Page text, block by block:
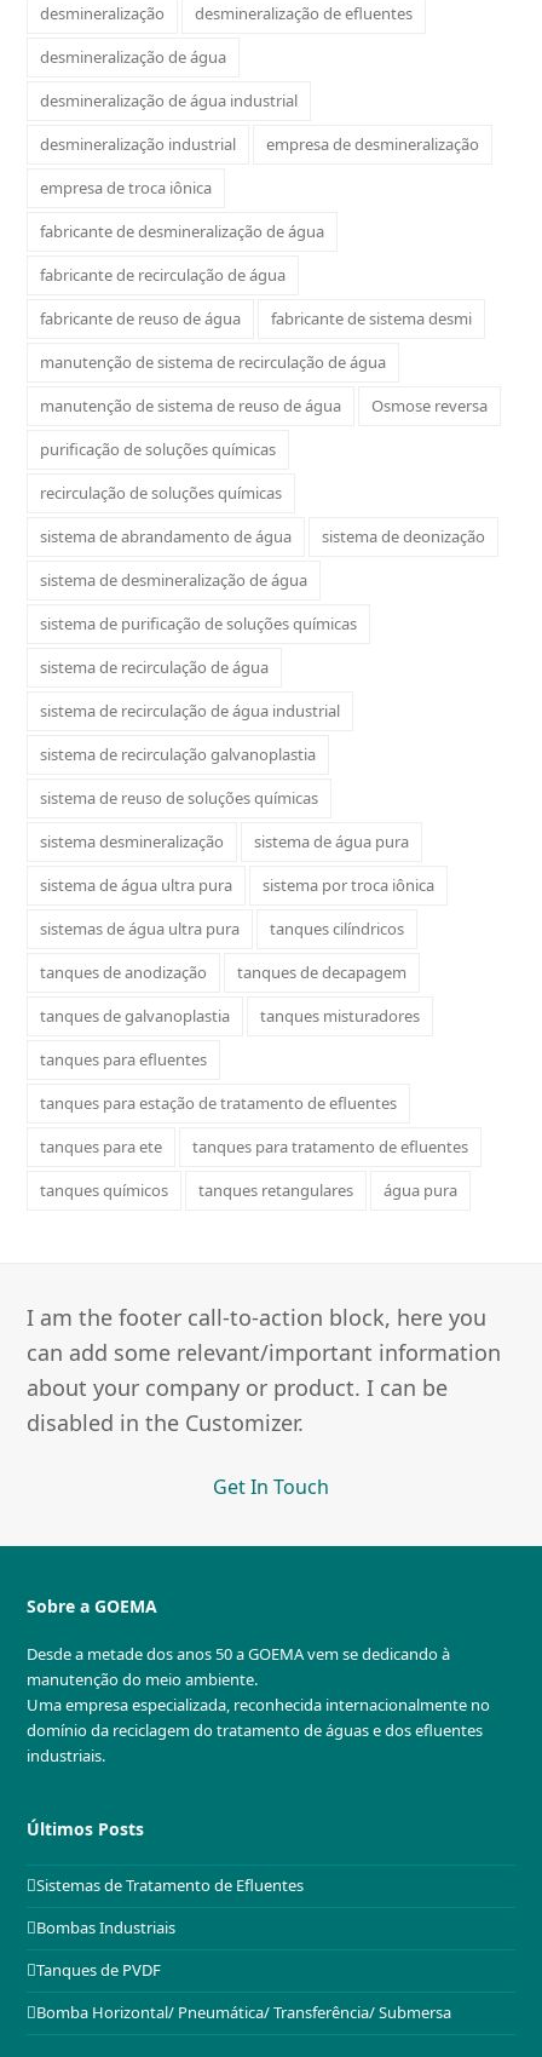
desmineralização
desmineralização de efluentes
desmineralização de água
desmineralização de água industrial
desmineralização industrial
empresa de desmineralização
empresa de troca iônica
fabricante de desmineralização de água
fabricante de recirculação de água
fabricante de reuso de água
fabricante de sistema desmi
manutenção de sistema de recirculação de água
manutenção de sistema de reuso de água
Osmose reversa
purificação de soluções químicas
recirculação de soluções químicas
sistema de abrandamento de água
sistema de deonização
sistema de desmineralização de água
sistema de purificação de soluções químicas
sistema de recirculação de água
sistema de recirculação de água industrial
sistema de recirculação galvanoplastia
sistema de reuso de soluções químicas
sistema desmineralização
sistema de água pura
sistema de água ultra pura
sistema por troca iônica
sistemas de água ultra pura
tanques cilíndricos
tanques de anodização
tanques de decapagem
tanques de galvanoplastia
tanques misturadores
tanques para efluentes
tanques para estação de tratamento de efluentes
tanques para ete
tanques para tratamento de efluentes
tanques químicos
tanques retangulares água pura
I am the footer call-to-action block, here you
can add some relevant/important information
about your company or product. I can be
disabled in the Customizer.
Get In Touch
Sobre a GOEMA
Desde a metade dos anos 50 a GOEMA vem se dedicando à
manutenção do meio ambiente.
Uma empresa especializada, reconhecida internacionalmente no
domínio da reciclagem do tratamento de águas e dos efluentes
industriais.
Últimos Posts
Sistemas de Tratamento de Efluentes
Bombas Industriais
Tanques de PVDF
Bomba Horizontal/ Pneumática/ Transferência/ Submersa